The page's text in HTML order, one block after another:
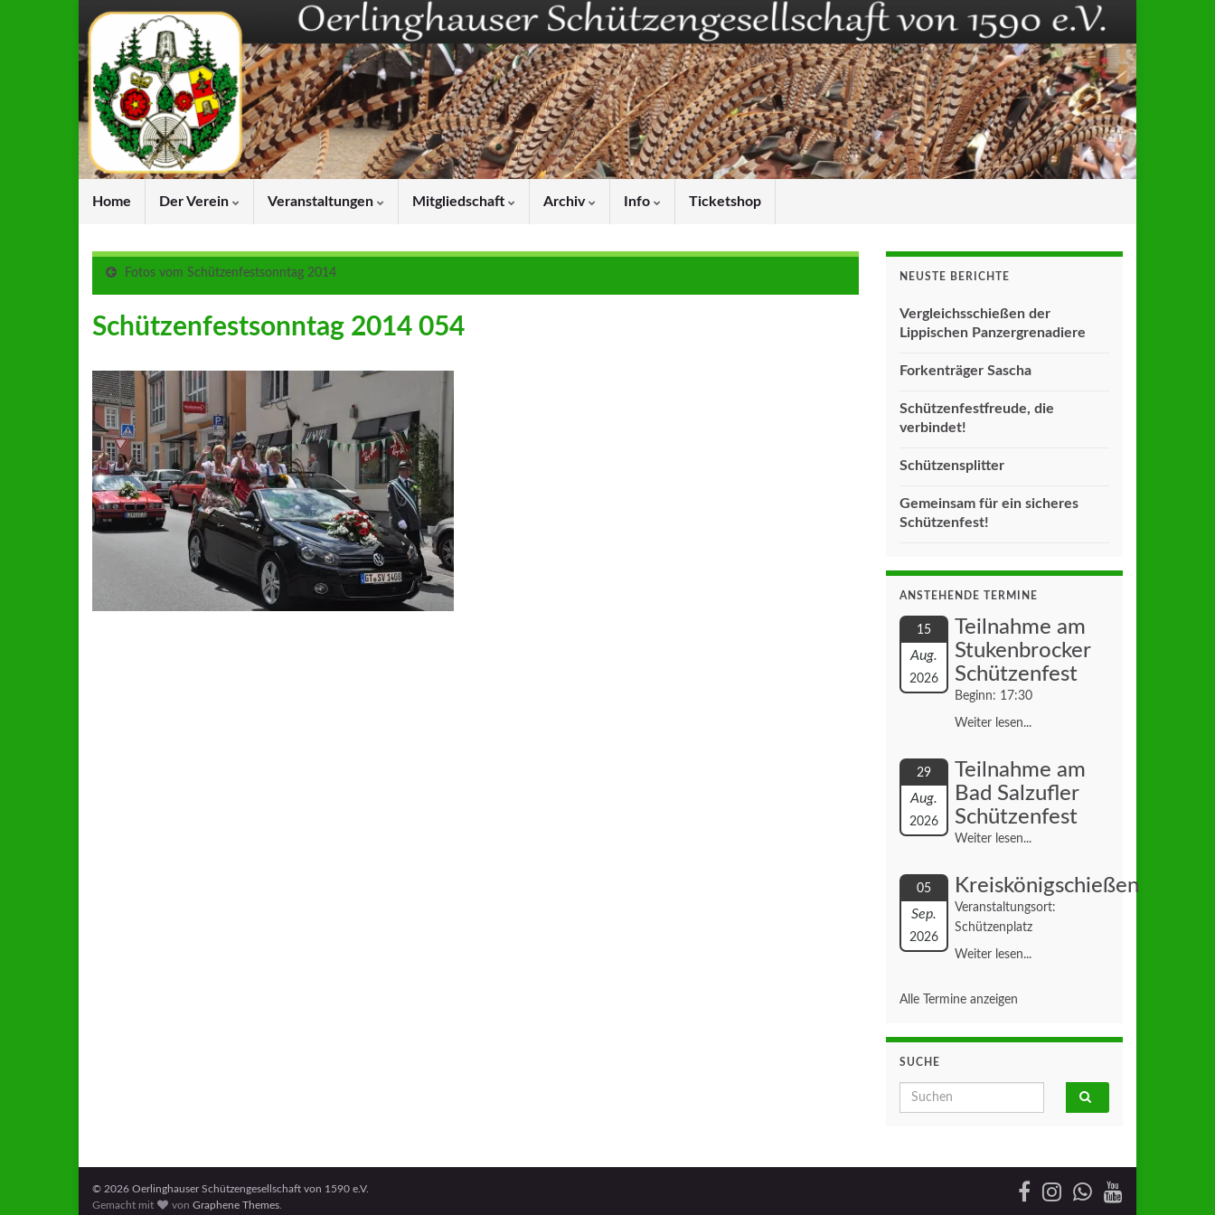
Home Der Verein Veranstaltungen Mitgliedschaft Archiv Info Ticketshop
Fotos vom Schützenfestsonntag 2014
Schützenfestsonntag 2014 054
NEUSTE BERICHTE
Vergleichsschießen der
Lippischen Panzergrenadiere
Forkenträger Sascha
Schützenfestfreude, die
verbindet!
Schützensplitter
Gemeinsam für ein sicheres
Schützenfest!
ANSTEHENDE TERMINE
15
Aug.
2026
Teilnahme am
Stukenbrocker
Schützenfest
Beginn: 17:30
Weiter lesen...
29
Aug.
2026
Teilnahme am
Bad Salzufler
Schützenfest
Weiter lesen...
05
Sep.
2026
Kreiskönigschießen
Veranstaltungsort:
Schützenplatz
Weiter lesen...
Alle Termine anzeigen
SUCHE
Search for:
© 2026 Oerlinghauser Schützengesellschaft von 1590 e.V.
Gemacht mit
vonGraphene Themes